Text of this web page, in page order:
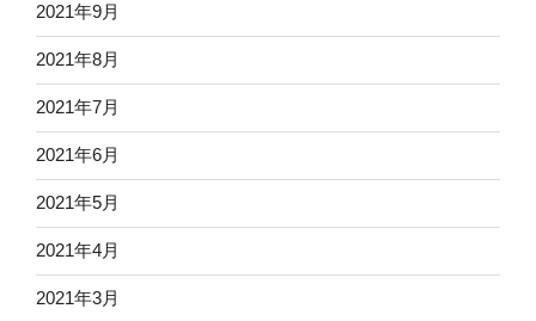
2021年9月
2021年8月
2021年7月
2021年6月
2021年5月
2021年4月
2021年3月